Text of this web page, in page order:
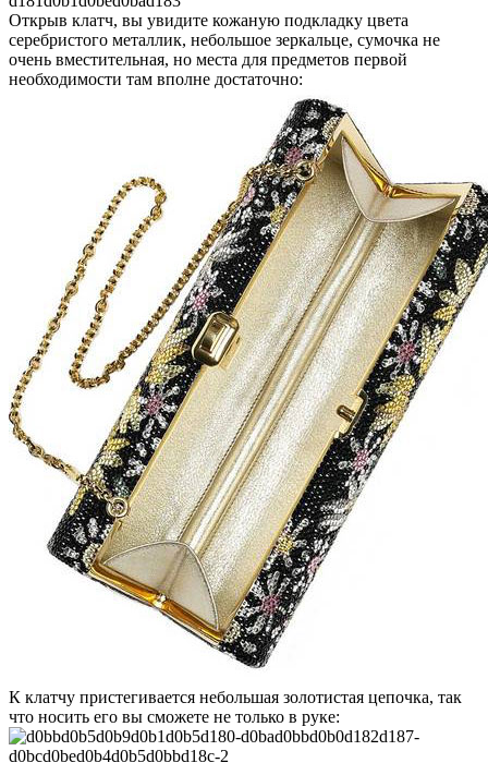
Открыв клатч, вы увидите кожаную подкладку цвета
серебристого металлик, небольшое зеркальце, сумочка не
очень вместительная, но места для предметов первой
необходимости там вполне достаточно:
К клатчу пристегивается небольшая золотистая цепочка, так
что носить его вы сможете не только в руке: